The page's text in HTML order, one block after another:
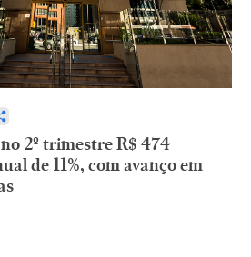
2º trimestre R$ 474
de 11%, com avanço em